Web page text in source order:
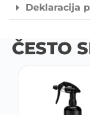
Deklaracija
ČESTO